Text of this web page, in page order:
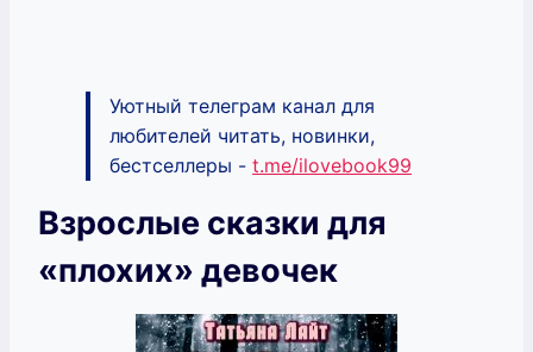
Уютный телеграм канал для
любителей читать, новинки,
бестселлеры - t.me/ilovebook99
Взрослые сказки для
«плохих» девочек